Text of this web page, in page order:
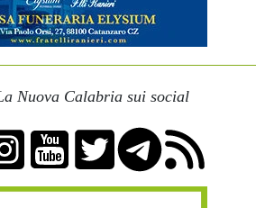
Nuova Calabria sui social